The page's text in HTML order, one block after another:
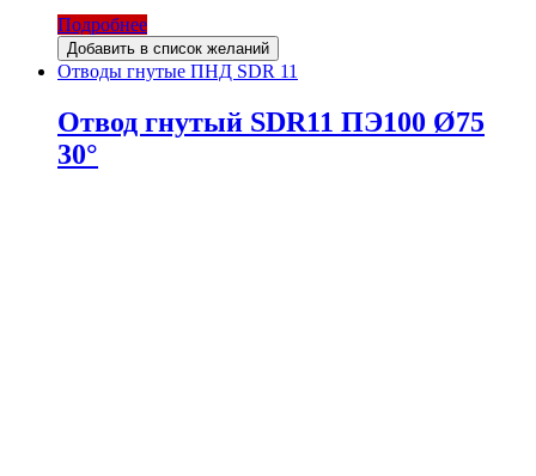
Подробнее
Добавить в список желаний
Отводы гнутые ПНД SDR 11
Отвод гнутый SDR11 ПЭ100 Ø75
30°